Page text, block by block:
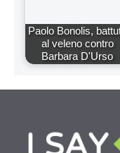
Paolo Bonolis,
al veleno contro
Barbara D'Urso